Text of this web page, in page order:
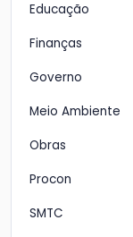
Educação
Finanças
Governo
Meio Ambiente
Obras
Procon
SMTC